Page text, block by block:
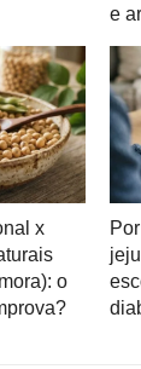
e
x
o